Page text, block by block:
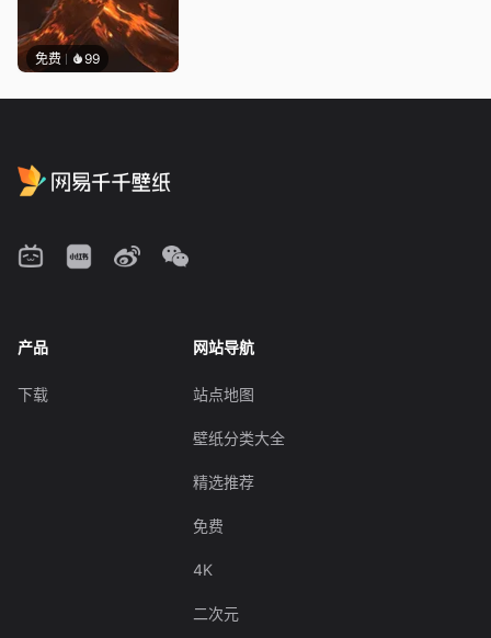
免费 99
产品
下载
网站导航
站点地图
壁纸分类大全
精选推荐
免费
4K
二次元